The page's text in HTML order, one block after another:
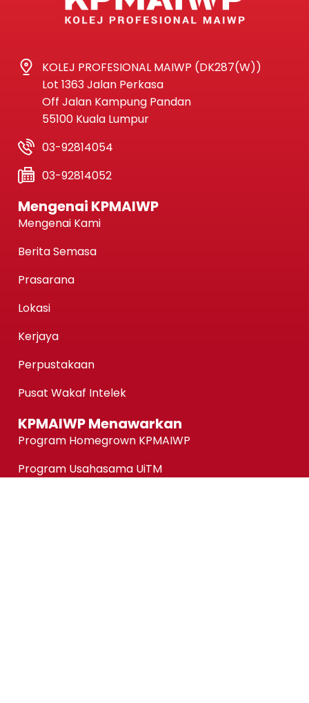
KOLEJ PROFESIONAL MAIWP (DK287(W))
Lot 1363 Jalan Perkasa
Off Jalan Kampung Pandan
55100 Kuala Lumpur
03-92814054
03-92814052
Mengenai KPMAIWP
Mengenai Kami
Berita Semasa
Prasarana
Lokasi
Kerjaya
Perpustakaan
Pusat Wakaf Intelek
KPMAIWP Menawarkan
Program Homegrown KPMAIWP
Program Usahasama UiTM